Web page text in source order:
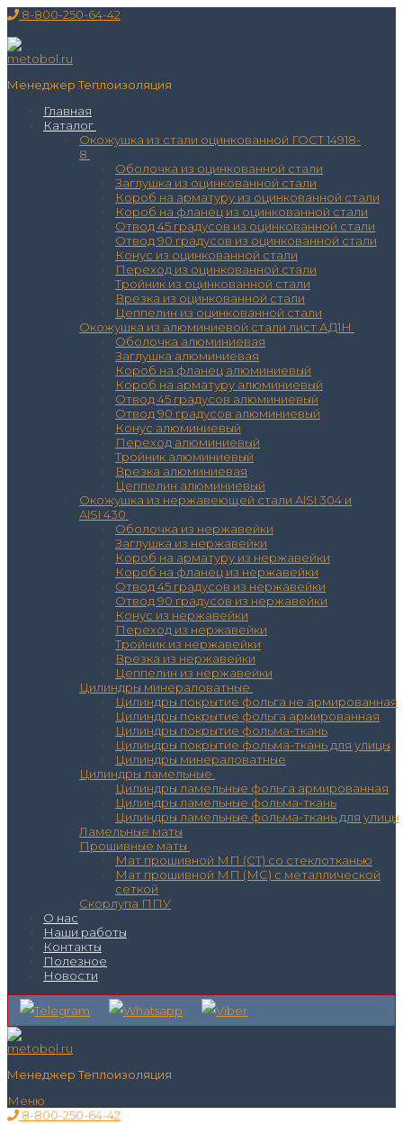
Перейти
содержимому
Меню
Закрыть
8-800-250-64-42
Менеджер Теплоизоляция
Главная
Каталог
Окожушка из стали оцинкованной ГОСТ 14918-
8
Оболочка из оцинкованной стали
Заглушка из оцинкованной стали
Короб на арматуру из оцинкованной стали
Короб на фланец из оцинкованной стали
Отвод 45 градусов из оцинкованной стали
Отвод 90 градусов из оцинкованной стали
Конус из оцинкованной стали
Переход из оцинкованной стали
Тройник из оцинкованной стали
Врезка из оцинкованной стали
Цеппелин из оцинкованной стали
Окожушка из алюминиевой стали лист АД1Н
Оболочка алюминиевая
Заглушка алюминиевая
Короб на фланец алюминиевый
Короб на арматуру алюминиевый
Отвод 45 градусов алюминиевый
Отвод 90 градусов алюминиевый
Конус алюминиевый
Переход алюминиевый
Тройник алюминиевый
Врезка алюминиевая
Цеппелин алюминиевый
Окожушка из нержавеющей стали AISI 304 и
AISI 430
Оболочка из нержавейки
Заглушка из нержавейки
Короб на арматуру из нержавейки
Короб на фланец из нержавейки
Отвод 45 градусов из нержавейки
Отвод 90 градусов из нержавейки
Конус из нержавейки
Переход из нержавейки
Тройник из нержавейки
Врезка из нержавейки
Цеппелин из нержавейки
Цилиндры минераловатные
Цилиндры покрытие фольга не армированная
Цилиндры покрытие фольга армированная
Цилиндры покрытие фольма-ткань
Цилиндры покрытие фольма-ткань для улицы
Цилиндры минераловатные
Цилиндры ламельные
Цилиндры ламельные фольга армированная
Цилиндры ламельные фольма-ткань
Цилиндры ламельные фольма-ткань для улицы
Ламельные маты
Прошивные маты
Мат прошивной МП (СТ) со стеклотканью
Мат прошивной МП (МС) с металлической
сеткой
Скорлупа ППУ
О нас
Наши работы
Контакты
Полезное
Новости
Менеджер Теплоизоляция
Меню
8-800-250-64-42